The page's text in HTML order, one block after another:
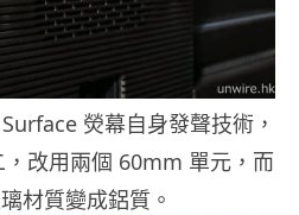
熒幕自身發聲技術，
改用兩個 60mm 單元，而
材質變成鋁質。